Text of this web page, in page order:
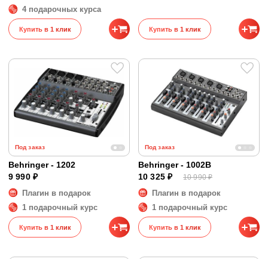
4 подарочных курса
Купить в 1 клик Купить в 1 клик
Под заказ
Behringer - 1202
9 990 ₽
Плагин в подарок
1 подарочный курс
Купить в 1 клик
Под заказ
Behringer - 1002B
10 325 ₽
10 990 ₽
Плагин в подарок
1 подарочный курс
Купить в 1 клик